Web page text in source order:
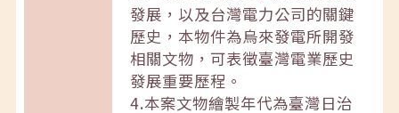
發展，以及台灣電力公司的關鍵
歷史，本物件為烏來發電所開發
相關文物，可表徵臺灣電業歷史
發展重要歷程。
4.本案文物繪製年代為臺灣日治